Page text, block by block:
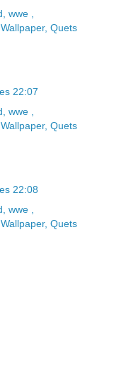
wwe ,
Quets
22:07
wwe ,
Quets
22:08
wwe ,
Quets